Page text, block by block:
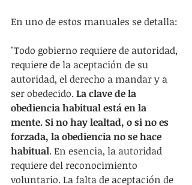
En uno de estos manuales se detalla:
"Todo gobierno requiere de autoridad,
requiere de la aceptación de su
autoridad, el derecho a mandar y a
ser obedecido. La clave de la
obediencia habitual está en la
mente. Si no hay lealtad, o si no es
forzada, la obediencia no se hace
habitual. En esencia, la autoridad
requiere del reconocimiento
voluntario. La falta de aceptación de